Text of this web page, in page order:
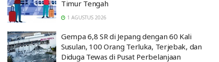
Timur Tengah
1 AGUSTUS 2026
Gempa 6,8 SR di Jepang dengan 60 Kali
Susulan, 100 Orang Terluka, Terjebak, dan
Diduga Tewas di Pusat Perbelanjaan